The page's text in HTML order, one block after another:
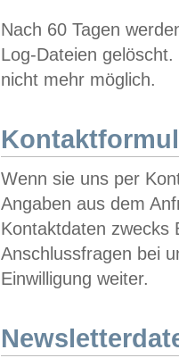
Nach 60 Tagen
Log-Dateien
nicht mehr möglich.
Wenn sie uns per
Angaben aus dem
Kontaktdaten zwecks
Anschlussfragen bei
Einwilligung weiter.